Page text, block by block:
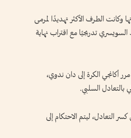
وكانت الطرف الأكثر تهديدًا لمرمى
تدريجيًا مع اقتراب نهاية
أكانجي الكرة إلى دان ندوي،
بالتعادل السلبي.
التعادل، ليتم الاحتكام إلى